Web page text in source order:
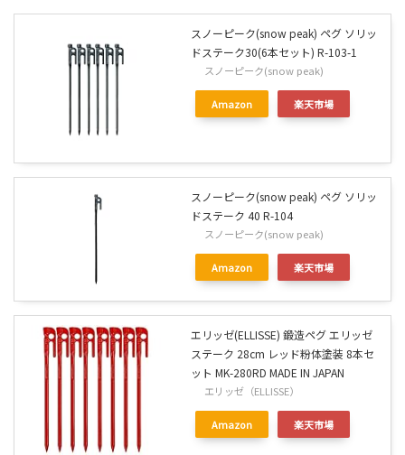
スノーピーク(snow peak) ペグ ソリッ
ドステーク30(6本セット) R-103-1
スノーピーク(snow peak)
Amazon 楽天市場
スノーピーク(snow peak) ペグ ソリッ
ドステーク 40 R-104
スノーピーク(snow peak)
Amazon 楽天市場
エリッゼ(ELLISSE) 鍛造ペグ エリッゼ
ステーク 28cm レッド粉体塗装 8本セ
ット MK-280RD MADE IN JAPAN
エリッゼ（ELLISSE）
Amazon 楽天市場